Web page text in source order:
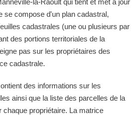
se compose d'un plan cadastral,
cadastrales (une ou plusieurs par
des portions territoriales de la
pas sur les propriétaires des
cadastrale.
des informations sur les
ainsi que la liste des parcelles de la
propriétaire. La matrice